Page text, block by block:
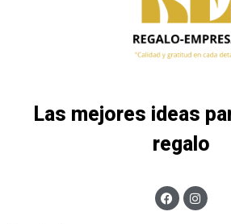
Las mejores ideas
regalo